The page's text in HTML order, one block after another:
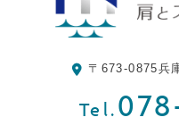
〒673-0875兵
Tel.